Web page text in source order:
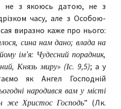
не з якоюсь датою, не з
часу, але з Особою-
виразно каже про нього:
сина нам дано; влада на
ім’я: Чудесний порадник,
Князь миру» (Іс. 9,5); а у
як Ангел Господній
народився вам у місті
же Христос Господь” (Лк.